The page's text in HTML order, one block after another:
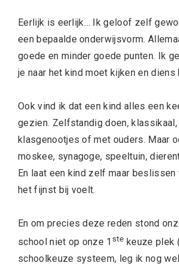
Eerlijk is eerlijk… Ik geloof zelf
een bepaalde onderwijsvorm.
goede en minder goede punten. Ik
je naar het kind moet kijken en diens
Ook vind ik dat een kind alles een
gezien. Zelfstandig doen,
klasgenootjes of met ouders. Maar
moskee, synagoge, speeltuin,
En laat een kind zelf maar
het fijnst bij voelt.
En om precies deze reden stond
school niet op onze 1 ste keuze plek
schoolkeuze systeem, leg ik nog